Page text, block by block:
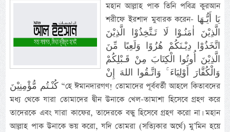
মহান আল্লাহ পাক তিনি পবিত্র কুরআন
শরীফে ইরশাদ মুবারক করেন- يَا أَيُّـهَا
الَّذِيْنَ اٰمَنُـوْا لَا تَـتَّخِذُوْا الَّذِيْنَ
اتَّخَذُوْا دِيْـنَكُمْ هُزُوًا وَلَعِبًا مِّنَ
الَّذِيْنَ أُوتُوا الْكِتَابَ مِنْ قَـبْلِكُمْ
وَالْكُفَّارَ أَوْلِيَاءَ ۚ وَاتَّـقُوا اللهَ إِنْ
كُنْـتُم مُّؤْمِنِيْنَ “হে ঈমানদারগণ! তোমাদের পূর্ববর্তী আহলে কিতাবদের
মধ্য থেকে যারা তোমাদের দ্বীন উনাকে খেল-তামাশা হিসেবে গ্রহণ করে
তাদেরকে এবং যারা কাফের, তাদেরকে বন্ধু হিসেবে গ্রহণ করো না। মহান
আল্লাহ পাক উনাকে ভয় করো, যদি তোমরা (সত্যিকার অর্থে) মু’মিন হয়ে